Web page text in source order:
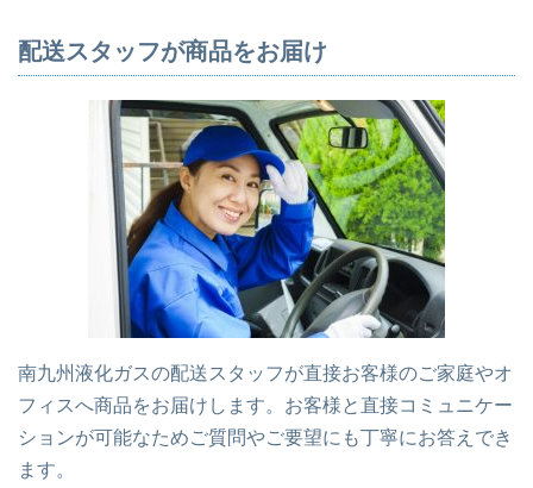
配送スタッフが商品をお届け
南九州液化ガスの配送スタッフが直接お客様のご家庭やオ
フィスへ商品をお届けします。お客様と直接コミュニケー
ションが可能なためご質問やご要望にも丁寧にお答えでき
ます。